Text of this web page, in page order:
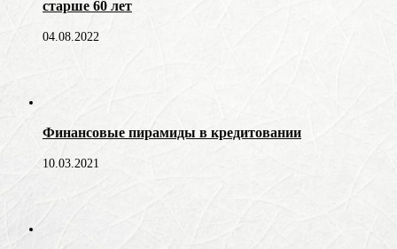
старше 60 лет
04.08.2022
Финансовые пирамиды в кредитовании
10.03.2021